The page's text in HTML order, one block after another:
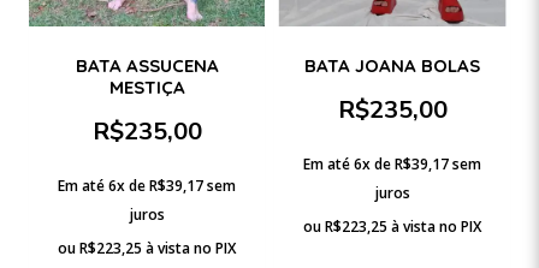
BATA ASSUCENA
MESTIÇA
R$235,00
Em até 6x deR$39,17sem
juros
ouR$223,25 à vista no PIX
BATA JOANA BOLAS
R$235,00
Em até 6x deR$39,17sem
juros
ouR$223,25 à vista no PIX